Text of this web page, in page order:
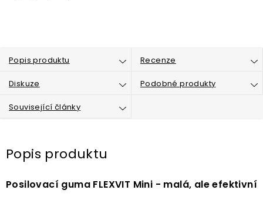
Popis produktu Recenze
Diskuze Podobné produkty
Související články
Popis produktu
Posilovací guma FLEXVIT Mini - malá, ale efektivní